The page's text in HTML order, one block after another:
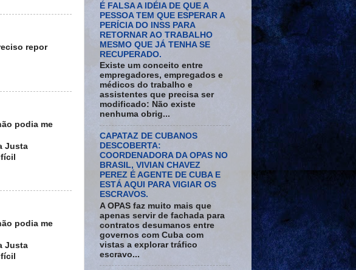
repor
podia me
Justa
podia me
Justa
É FALSA A IDÉIA DE QUE A
PESSOA TEM QUE ESPERAR A
PERÍCIA DO INSS PARA
RETORNAR AO TRABALHO
MESMO QUE JÁ TENHA SE
RECUPERADO.
Existe um conceito entre
empregadores, empregados e
médicos do trabalho e
assistentes que precisa ser
modificado: Não existe
nenhuma obrig...
CAPATAZ DE CUBANOS
DESCOBERTA:
COORDENADORA DA OPAS NO
BRASIL, VIVIAN CHAVEZ
PEREZ É AGENTE DE CUBA E
ESTÁ AQUI PARA VIGIAR OS
ESCRAVOS.
A OPAS faz muito mais que
apenas servir de fachada para
contratos desumanos entre
governos com Cuba com
vistas a explorar tráfico
escravo...